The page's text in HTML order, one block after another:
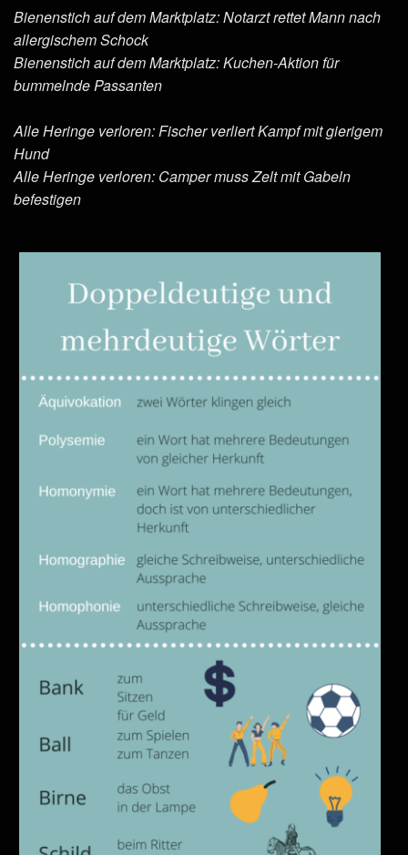
Bienenstich auf dem Marktplatz: Notarzt rettet Mann nach
allergischem Schock
Bienenstich auf dem Marktplatz: Kuchen-Aktion für
bummelnde Passanten
Alle Heringe verloren: Fischer verliert Kampf mit gierigem
Hund
Alle Heringe verloren: Camper muss Zelt mit Gabeln
befestigen